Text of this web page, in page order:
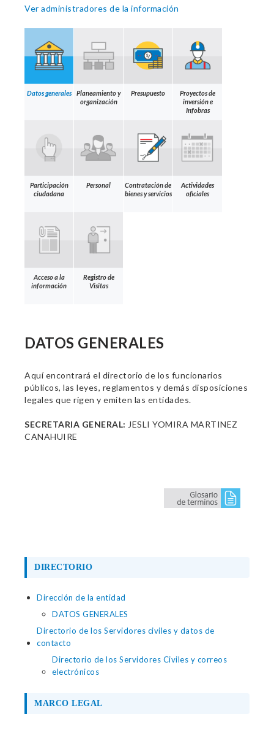
Ver administradores de la información
Datos generales
Planeamiento y
organización
Presupuesto
Proyectos de
inversión e
Infobras
Participación
ciudadana
Personal
Contratación de
bienes y servicios
Actividades
oficiales
Acceso a la
información
Registro de
Visitas
DATOS GENERALES
Aquí encontrará el directorio de los funcionarios
públicos, las leyes, reglamentos y demás disposiciones
legales que rigen y emiten las entidades.
SECRETARIA GENERAL: JESLI YOMIRA MARTINEZ
CANAHUIRE
DIRECTORIO
Dirección de la entidad
DATOS GENERALES
Directorio de los Servidores civiles y datos de
contacto
Directorio de los Servidores Civiles y correos
electrónicos
MARCO LEGAL